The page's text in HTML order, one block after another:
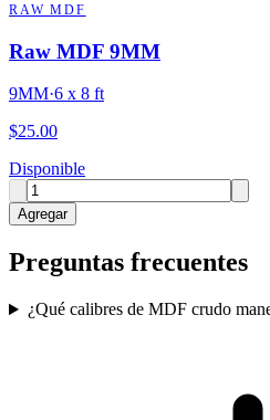
RAW MDF
Raw MDF 9MM
9MM·6 x 8 ft
$25.00
Disponible
Agregar
Preguntas frecuentes
¿Qué calibres de MDF crudo